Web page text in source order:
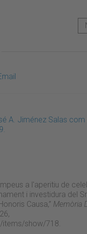
A. Jiménez Salas
a l'aperitiu de
i investidura del
Causa,” Memòria
items/show/718